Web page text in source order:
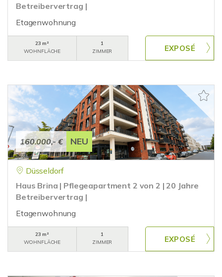
Betreibervertrag |
Etagenwohnung
23 m²
WOHNFLÄCHE
1
ZIMMER
160.000,- € NEU
Düsseldorf
Haus Brina | Pflegeapartment 2 von 2 | 20 Jahre
Betreibervertrag |
Etagenwohnung
23 m²
WOHNFLÄCHE
1
ZIMMER